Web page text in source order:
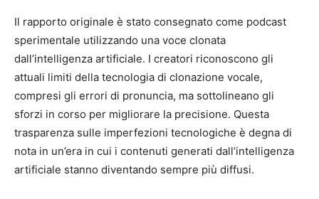
Il rapporto originale è stato consegnato come podcast
sperimentale utilizzando una voce clonata
dall’intelligenza artificiale. I creatori riconoscono gli
attuali limiti della tecnologia di clonazione vocale,
compresi gli errori di pronuncia, ma sottolineano gli
sforzi in corso per migliorare la precisione. Questa
trasparenza sulle imperfezioni tecnologiche è degna di
nota in un’era in cui i contenuti generati dall’intelligenza
artificiale stanno diventando sempre più diffusi.